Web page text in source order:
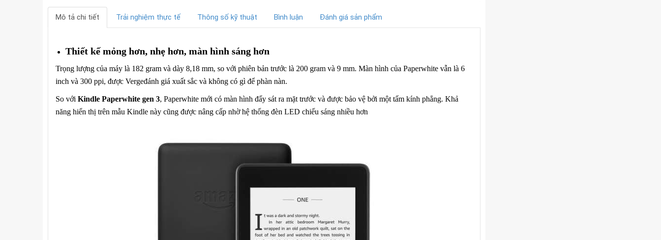
Mô tả chi tiết Trải nghiệm thực tế Thông số kỹ thuật Bình luận Đánh giá sản phẩm
Thiết kế mỏng hơn, nhẹ hơn, màn hình sáng hơn
Trọng lượng của máy là 182 gram và dày 8,18 mm, so với phiên bản trước là 200 gram và 9 mm. Màn hình của Paperwhite vẫn là 6
inch và 300 ppi, được Vergeđánh giá xuất sắc và không có gì để phàn nàn.
So với Kindle Paperwhite gen 3, Paperwhite mới có màn hình đẩy sát ra mặt trước và được bảo vệ bởi một tấm kính phẳng. Khả
năng hiển thị trên mẫu Kindle này cũng được nâng cấp nhờ hệ thống đèn LED chiếu sáng nhiều hơn